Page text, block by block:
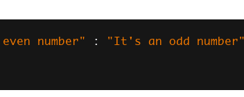
number" : "It's an odd number"